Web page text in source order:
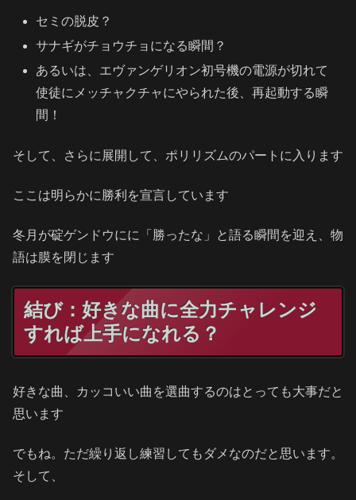
セミの脱皮？
サナギがチョウチョになる瞬間？
あるいは、エヴァンゲリオン初号機の電源が切れて
使徒にメッチャクチャにやられた後、再起動する瞬
間！
そして、さらに展開して、ポリリズムのパートに入ります
ここは明らかに勝利を宣言しています
冬月が碇ゲンドウにに「勝ったな」と語る瞬間を迎え、物
語は膜を閉じます
結び：好きな曲に全力チャレンジ
すれば上手になれる？
好きな曲、カッコいい曲を選曲するのはとっても大事だと
思います
でもね。ただ繰り返し練習してもダメなのだと思います。
そして、